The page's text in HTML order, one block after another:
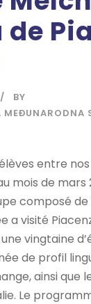
de
BY
MEĐUNARODNA
entre
mois de mars
composé de
a visité
vingtaine
de profil
ainsi que
Le